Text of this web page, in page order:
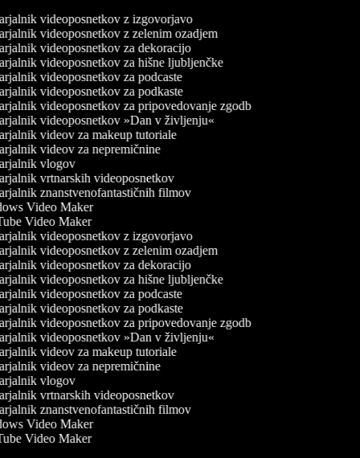
videoposnetkov z izgovorjavo
videoposnetkov z zelenim ozadjem
videoposnetkov za dekoracijo
videoposnetkov za hišne ljubljenčke
videoposnetkov za podcaste
videoposnetkov za podkaste
videoposnetkov za pripovedovanje zgodb
videoposnetkov »Dan v življenju«
videov za makeup tutoriale
videov za nepremičnine
vlogov
vrtnarskih videoposnetkov
znanstvenofantastičnih filmov
Video Maker
Video Maker
videoposnetkov z izgovorjavo
videoposnetkov z zelenim ozadjem
videoposnetkov za dekoracijo
videoposnetkov za hišne ljubljenčke
videoposnetkov za podcaste
videoposnetkov za podkaste
videoposnetkov za pripovedovanje zgodb
videoposnetkov »Dan v življenju«
videov za makeup tutoriale
videov za nepremičnine
vlogov
vrtnarskih videoposnetkov
znanstvenofantastičnih filmov
Video Maker
Video Maker